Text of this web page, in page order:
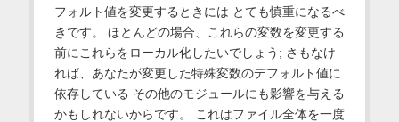
フォルト値を変更するときには とても慎重になるべ
きです。 ほとんどの場合、これらの変数を変更する
前にこれらをローカル化したいでしょう; さもなけ
れば、あなたが変更した特殊変数のデフォルト値に
依存している その他のモジュールにも影響を与える
かもしれないからです。 これはファイル全体を一度